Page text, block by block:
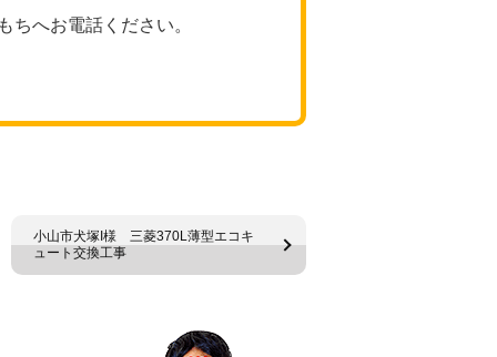
ちへお電話ください。
小山市犬塚I様 三菱370L薄型エコキ
ュート交換工事